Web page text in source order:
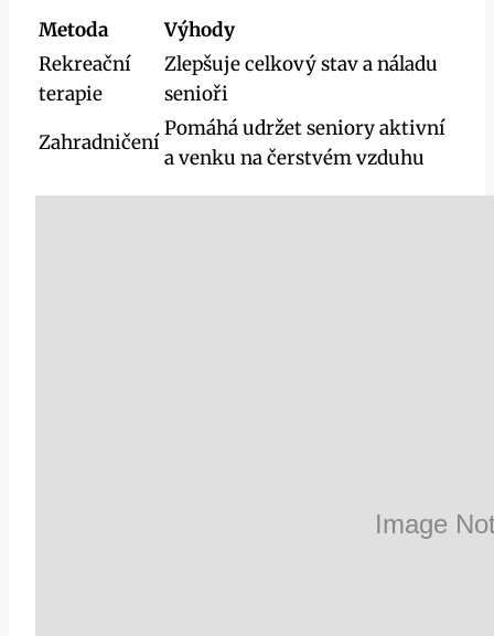
Metoda
Výhody
Rekreační
terapie
Zlepšuje celkový stav a náladu
senioři
Zahradničení
Pomáhá udržet seniory aktivní
a venku na čerstvém vzduhu